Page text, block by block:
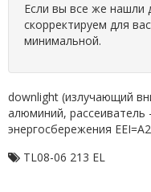
Если вы все же нашли
скорректируем для
минимальной.
downlight (излучающий
алюминий, рассеиватель
энергосбережения
TL08-06 213 EL